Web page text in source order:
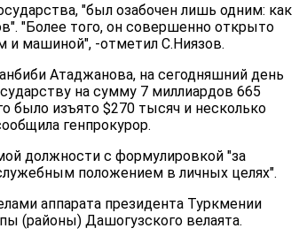
"был озабочен лишь одним: как
"Более того, он совершенно открыто
и машиной", -отметил С.Ниязов.
Атаджанова, на сегодняшний день
на сумму 7 миллиардов 665
было изъято $270 тысяч и несколько
генпрокурор.
должности с формулировкой "за
положением в личных целях".
аппарата президента Туркмении
(районы) Дашогузского велаята.